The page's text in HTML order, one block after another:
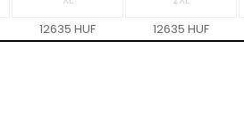
12635 HUF 12635 HUF